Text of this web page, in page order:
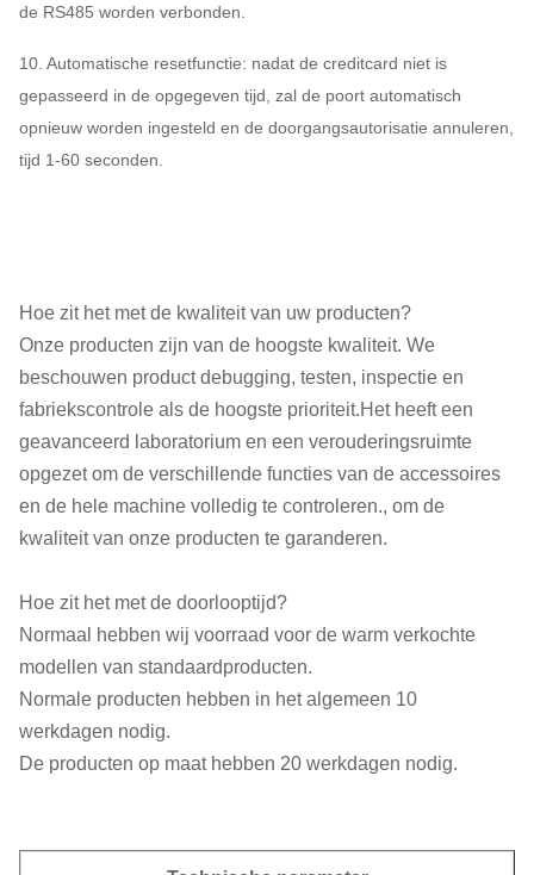
de RS485 worden verbonden.
10. Automatische resetfunctie: nadat de creditcard niet is
gepasseerd in de opgegeven tijd, zal de poort automatisch
opnieuw worden ingesteld en de doorgangsautorisatie annuleren,
tijd 1-60 seconden.
Hoe zit het met de kwaliteit van uw producten?
Onze producten zijn van de hoogste kwaliteit. We
beschouwen product debugging, testen, inspectie en
fabriekscontrole als de hoogste prioriteit.Het heeft een
geavanceerd laboratorium en een verouderingsruimte
opgezet om de verschillende functies van de accessoires
en de hele machine volledig te controleren., om de
kwaliteit van onze producten te garanderen.
Hoe zit het met de doorlooptijd?
Normaal hebben wij voorraad voor de warm verkochte
modellen van standaardproducten.
Normale producten hebben in het algemeen 10
werkdagen nodig.
De producten op maat hebben 20 werkdagen nodig.